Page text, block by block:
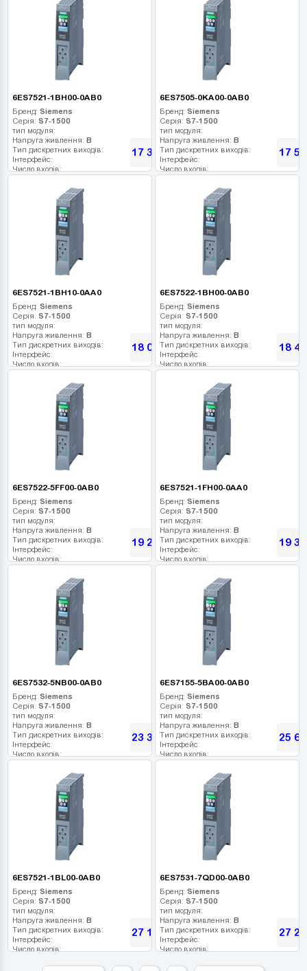
Число дискретних виходів:
Число високочастотних виходів:
Число дискретних виходів:
Число високочастотних виходів:
6ES7521-1BH00-0AB0
Бренд: Siemens
Серія: S7-1500
тип модуля:
Напруга живлення: В
Тип дискретних виходів:
Інтерфейс:
Число входів:
Число дискретних виходів:
Число високочастотних виходів:
17 317 грн
6ES7505-0KA00-0AB0
Бренд: Siemens
Серія: S7-1500
тип модуля:
Напруга живлення: В
Тип дискретних виходів:
Інтерфейс:
Число входів:
Число дискретних виходів:
Число високочастотних виходів:
17
6ES7521-1BH10-0AA0
Бренд: Siemens
Серія: S7-1500
тип модуля:
Напруга живлення: В
Тип дискретних виходів:
Інтерфейс:
Число входів:
Число дискретних виходів:
Число високочастотних виходів:
18 062 грн
6ES7522-1BH00-0AB0
Бренд: Siemens
Серія: S7-1500
тип модуля:
Напруга живлення: В
Тип дискретних виходів:
Інтерфейс:
Число входів:
Число дискретних виходів:
Число високочастотних виходів:
18
6ES7522-5FF00-0AB0
Бренд: Siemens
Серія: S7-1500
тип модуля:
Напруга живлення: В
Тип дискретних виходів:
Інтерфейс:
Число входів:
Число дискретних виходів:
Число високочастотних виходів:
19 272 грн
6ES7521-1FH00-0AA0
Бренд: Siemens
Серія: S7-1500
тип модуля:
Напруга живлення: В
Тип дискретних виходів:
Інтерфейс:
Число входів:
Число дискретних виходів:
Число високочастотних виходів:
19
6ES7532-5NB00-0AB0
Бренд: Siemens
Серія: S7-1500
тип модуля:
Напруга живлення: В
Тип дискретних виходів:
Інтерфейс:
Число входів:
Число дискретних виходів:
Число високочастотних виходів:
23 368 грн
6ES7155-5BA00-0AB0
Бренд: Siemens
Серія: S7-1500
тип модуля:
Напруга живлення: В
Тип дискретних виходів:
Інтерфейс:
Число входів:
Число дискретних виходів:
Число високочастотних виходів:
25
6ES7521-1BL00-0AB0
Бренд: Siemens
Серія: S7-1500
тип модуля:
Напруга живлення: В
Тип дискретних виходів:
Інтерфейс:
Число входів:
USB порт:
27 186 грн
6ES7531-7QD00-0AB0
Бренд: Siemens
Серія: S7-1500
тип модуля:
Напруга живлення: В
Тип дискретних виходів:
Інтерфейс:
Число входів:
USB порт:
27